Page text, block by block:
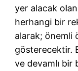
yer alacak
herhangi bir
alarak; önemli
gösterecektir.
ve devamlı bir